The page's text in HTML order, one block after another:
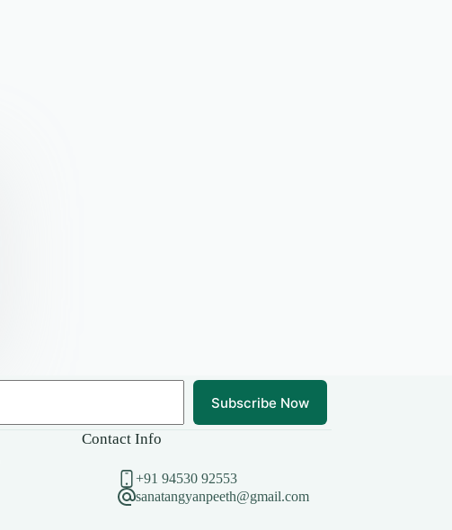
Subscribe Now
Contact Info
+91 94530 92553
sanatangyanpeeth@gmail.com